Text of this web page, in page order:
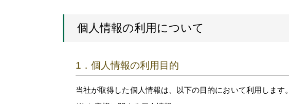
個人情報の利用について
1．個人情報の利用目的
当社が取得した個人情報は、以下の目的において利用します。